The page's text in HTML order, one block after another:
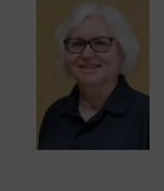
Mit den
und
kostenlos